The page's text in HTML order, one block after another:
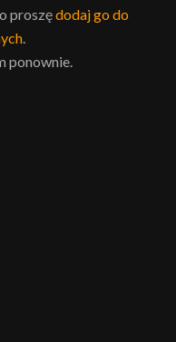
proszędodaj go do
ponownie.